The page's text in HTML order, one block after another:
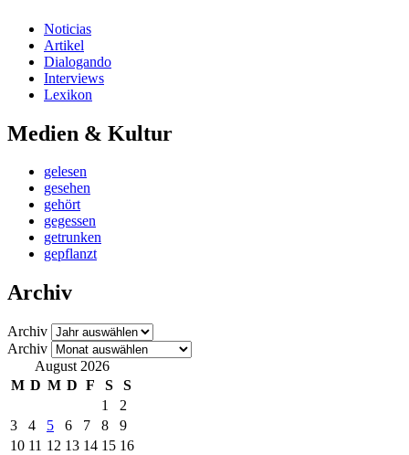
Noticias
Artikel
Dialogando
Interviews
Lexikon
Medien & Kultur
gelesen
gesehen
gehört
gegessen
getrunken
gepflanzt
Archiv
Archiv
Archiv
August 2026
M D M D F S
S
1
2
3
4 5 6 7 8
9
10 11 12 13 14 15 16